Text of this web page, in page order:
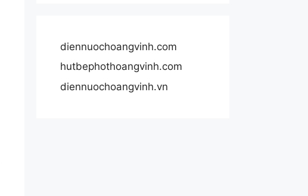
diennuochoangvinh.com
hutbephothoangvinh.com
diennuochoangvinh.vn